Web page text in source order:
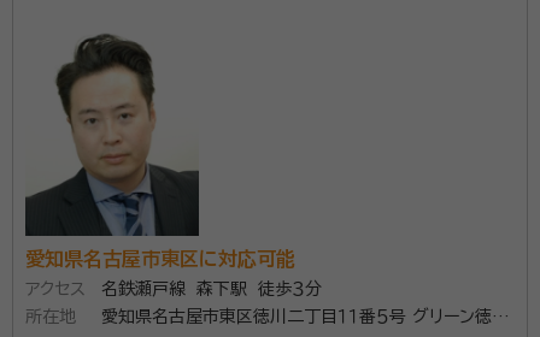
愛知県名古屋市東区に対応可能
アクセス
名鉄瀬戸線 森下駅 徒歩３分
所在地
愛知県名古屋市東区徳川二丁目１１番５号 グリーン徳川